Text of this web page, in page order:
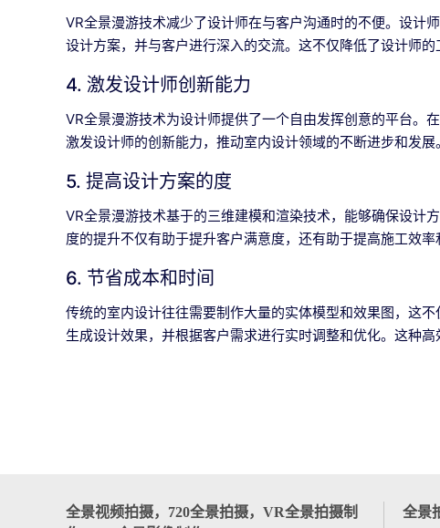
VR全景漫游技术减少了设计师在与客户沟通时的不便。设计
设计方案，并与客户进行深入的交流。这不仅降低了设计师的
4. 激发设计师创新能力
VR全景漫游技术为设计师提供了一个自由发挥创意的平台。
激发设计师的创新能力，推动室内设计领域的不断进步和发展。
5. 提高设计方案的度
VR全景漫游技术基于的三维建模和渲染技术，能够确保设计
度的提升不仅有助于提升客户满意度，还有助于提高施工效率
6. 节省成本和时间
传统的室内设计往往需要制作大量的实体模型和效果图，这
生成设计效果，并根据客户需求进行实时调整和优化。这种
全景视频拍摄，720全景拍摄，VR全景拍摄制
全景